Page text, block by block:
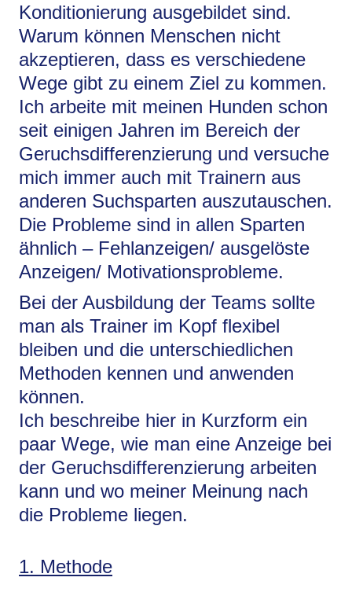
Konditionierung ausgebildet sind.
Warum können Menschen nicht
akzeptieren, dass es verschiedene
Wege gibt zu einem Ziel zu kommen.
Ich arbeite mit meinen Hunden schon
seit einigen Jahren im Bereich der
Geruchsdifferenzierung und versuche
mich immer auch mit Trainern aus
anderen Suchsparten auszutauschen.
Die Probleme sind in allen Sparten
ähnlich – Fehlanzeigen/ ausgelöste
Anzeigen/ Motivationsprobleme.
Bei der Ausbildung der Teams sollte
man als Trainer im Kopf flexibel
bleiben und die unterschiedlichen
Methoden kennen und anwenden
können.
Ich beschreibe hier in Kurzform ein
paar Wege, wie man eine Anzeige bei
der Geruchsdifferenzierung arbeiten
kann und wo meiner Meinung nach
die Probleme liegen.
1. Methode